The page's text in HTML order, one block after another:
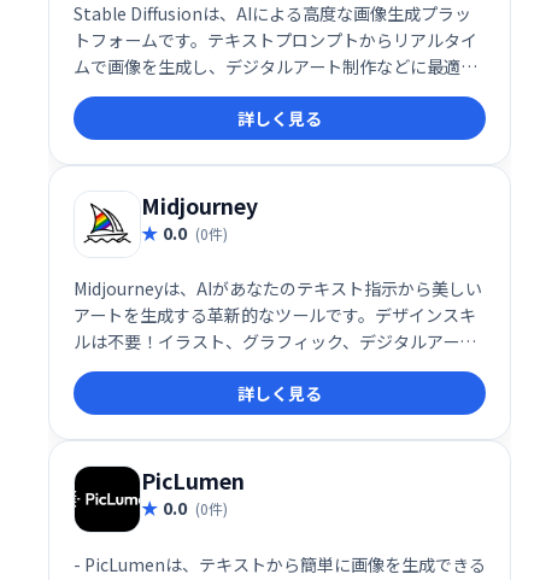
Stable Diffusionは、AIによる高度な画像生成プラッ
トフォームです。テキストプロンプトからリアルタイ
ムで画像を生成し、デジタルアート制作などに最適で
す。オープンソースであるため、高い柔軟性とカスタ
マイズ性を持ち、ユーザー独自の表現を実現できま
す。クリエイティブな表現の可能性を広げる強力なツ
ールです。
詳しく見る
Midjourney
0.0 (0件)
Midjourneyは、AIがあなたのテキスト指示から美しい
アートを生成する革新的なツールです。デザインスキ
ルは不要！イラスト、グラフィック、デジタルアート
などを手軽に制作できます。クリエイティブなプロジ
ェクト、広告、プレゼンテーションなど、様々な用途
で活用可能です。特別な才能やスキルがなくても、想
像力を形にするお手伝いをします。
詳しく見る
PicLumen
0.0 (0件)
- PicLumenは、テキストから簡単に画像を生成できる